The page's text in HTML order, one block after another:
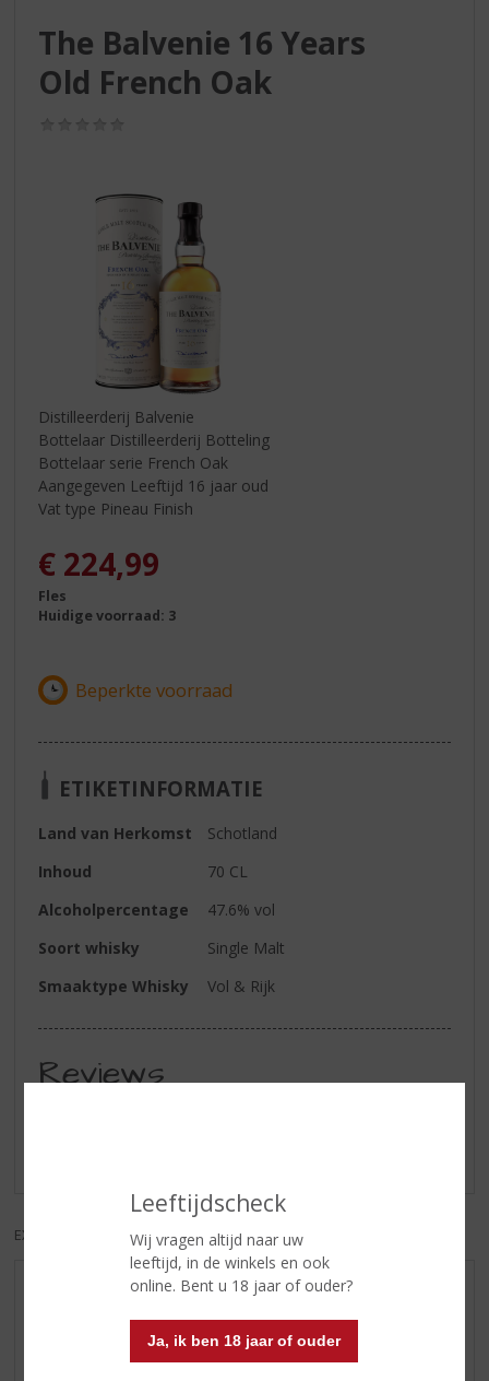
Leeftijdscheck
Wij vragen altijd naar uw
leeftijd, in de winkels en ook
online. Bent u 18 jaar of ouder?
Ja, ik ben 18 jaar of ouder
The Balvenie 16 Years
Old French Oak
Distilleerderij Balvenie
Bottelaar Distilleerderij Botteling
Bottelaar serie French Oak
Aangegeven Leeftijd 16 jaar oud
Vat type Pineau Finish
€ 224,99
Fles
Huidige voorraad: 3
ETIKETINFORMATIE
Land van Herkomst
Schotland
Inhoud
70 CL
Alcoholpercentage
47.6% vol
Soort whisky
Single Malt
Smaaktype Whisky
Vol & Rijk
Reviews
EXCL. BTW INCL. BTW
AANBIEDINGEN
WHISKY VAN DE MAAND